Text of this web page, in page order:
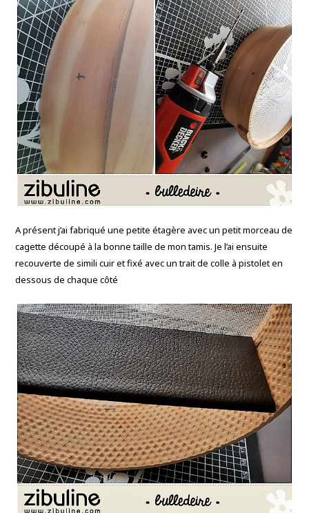
A présent j’ai fabriqué une petite étagère avec un petit morceau de
cagette découpé à la bonne taille de mon tamis. Je l’ai ensuite
recouverte de simili cuir et fixé avec un trait de colle à pistolet en
dessous de chaque côté